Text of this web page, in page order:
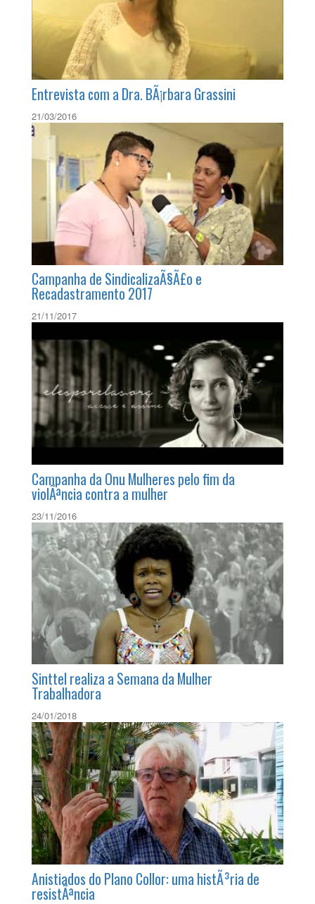
Entrevista com a Dra. BÃ¡rbara Grassini
21/03/2016
Campanha de SindicalizaÃ§Ã£o e
Recadastramento 2017
21/11/2017
Campanha da Onu Mulheres pelo fim da
violÃªncia contra a mulher
23/11/2016
Sinttel realiza a Semana da Mulher
Trabalhadora
24/01/2018
Anistiados do Plano Collor: uma histÃ³ria de
resistÃªncia